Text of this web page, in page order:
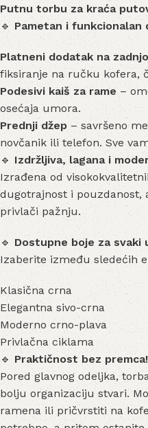
Putnu torbu za kraća
🔹Pametan i funkcionalan
Platneni dodatak na
fiksiranje na ručku kofera,
Podesivi kaiš za rame–
osećaja umora.
Prednji džep – savršeno
novčanik ili telefon. Sve
🔹 Izdržljiva, lagana i
Izrađena od
dugotrajnost i pouzdanost,
privlači pažnju.
🔹 Dostupne boje za svaki
Izaberite između sledećih
Klasična crna
Elegantna sivo-crna
Moderno crno-plava
Privlačna ciklama
🔹 Praktičnost bez premca!
Pored glavnog odeljka,
bolju organizaciju stvari.
ramena ili pričvrstiti na